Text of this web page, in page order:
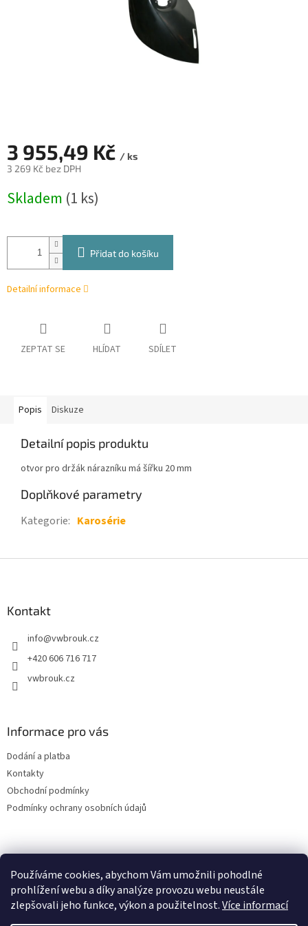
Používáme cookies, abychom Vám umožnili pohodlné
prohlížení webu a díky analýze provozu webu neustále
zlepšovali jeho funkce, výkon a použitelnost.Více informací
3 955,49 Kč / ks
3 269 Kč bez DPH
cena:
Skladem (1 ks)
Přidat do košíku
Detailní informace
ZEPTAT SE HLÍDAT SDÍLET
Popis Diskuze
Detailní popis produktu
otvor pro držák nárazníku má šířku 20 mm
Doplňkové parametry
Kategorie: Karosérie
Kontakt
info@vwbrouk.cz
+420 606 716 717
vwbrouk.cz
Informace pro vás
Dodání a platba
Kontakty
Obchodní podmínky
Podmínky ochrany osobních údajů